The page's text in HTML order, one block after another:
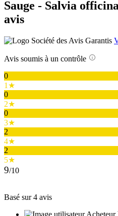
Sauge - Salvia
avis
Avis soumis à un contrôle
0
1★
0
2★
0
3★
2
4★
2
5★
9/10
Basé sur 4 avis